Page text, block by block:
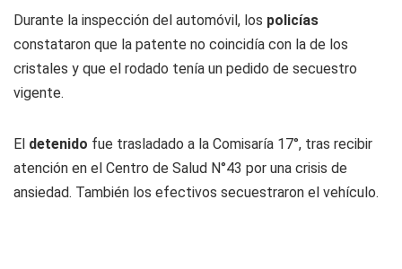
Durante la inspección del automóvil, los policías
constataron que la patente no coincidía con la de los
cristales y que el rodado tenía un pedido de secuestro
vigente.
El detenido fue trasladado a la Comisaría 17°, tras recibir
atención en el Centro de Salud N°43 por una crisis de
ansiedad. También los efectivos secuestraron el vehículo.